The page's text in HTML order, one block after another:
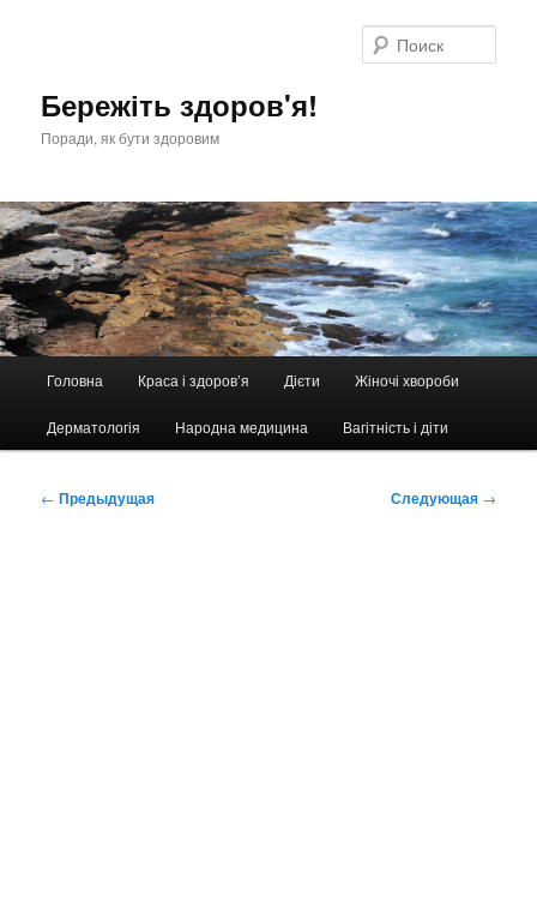
Бережіть здоров'я!
Поради, як бути здоровим
Головна Краса і здоров’я Дієти Жіночі хвороби
Дерматологія Народна медицина Вагітність і діти
Навигация
← Предыдущая Следующая →